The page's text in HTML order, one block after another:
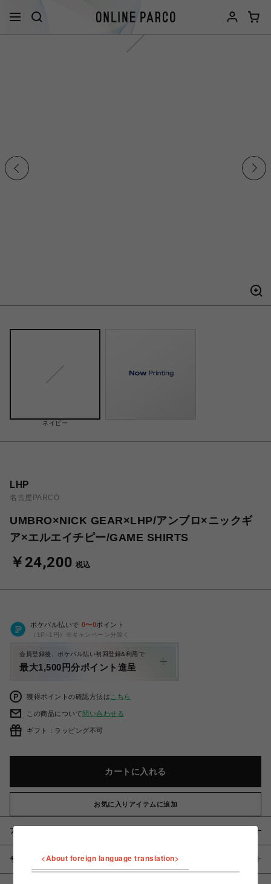
ネイビー
LHP
名古屋PARCO
UMBRO×NICK GEAR×LHP/アンブロ×ニックギ
ア×エルエイチピー/GAME SHIRTS
￥24,200 税込
ポケパル払いで 0〜0ポイント
（1P=1円）※キャンペーン分除く
会員登録後、ポケパル払い初回登録&利用で
最大1,500円分ポイント進呈
獲得ポイントの確認方法は こちら
この商品について問い合わせる
ギフト：ラッピング不可
カートに入れる
お気に入りアイテムに追加
アイテム説明 / 素材
サイズ <About foreign language translation>